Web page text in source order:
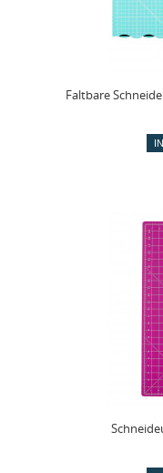
Faltbare